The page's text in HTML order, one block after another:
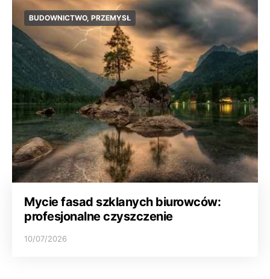
BUDOWNICTWO, PRZEMYSŁ
Mycie fasad szklanych biurowców:
profesjonalne czyszczenie
10/07/2026